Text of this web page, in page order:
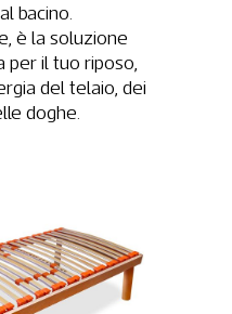
bacino.
è la soluzione
il tuo riposo,
del telaio, dei
doghe.